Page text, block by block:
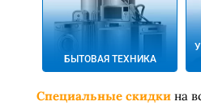
БЫТОВАЯ ТЕХНИКА
Специальные скидки на